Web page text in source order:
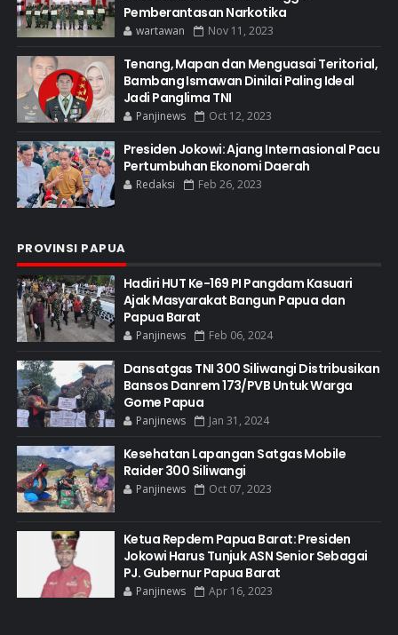
Pemberantasan Narkotika
wartawan Nov 11, 2023
Tenang, Mapan dan Menguasai Teritorial,
Bambang Ismawan Dinilai Paling Ideal
Jadi Panglima TNI
Panjinews Oct 12, 2023
Presiden Jokowi: Ajang Internasional Pacu
Pertumbuhan Ekonomi Daerah
Redaksi Feb 26, 2023
PROVINSI PAPUA
Hadiri HUT Ke-169 PI Pangdam Kasuari
Ajak Masyarakat Bangun Papua dan
Papua Barat
Panjinews Feb 06, 2024
Dansatgas TNI 300 Siliwangi Distribusikan
Bansos Danrem 173/PVB Untuk Warga
Gome Papua
Panjinews Jan 31, 2024
Kesehatan Lapangan Satgas Mobile
Raider 300 Siliwangi
Panjinews Oct 07, 2023
Ketua Repdem Papua Barat: Presiden
Jokowi Harus Tunjuk ASN Senior Sebagai
PJ. Gubernur Papua Barat
Panjinews Apr 16, 2023